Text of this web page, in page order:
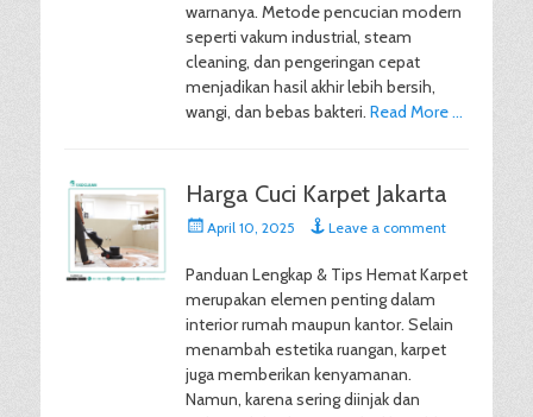
warnanya. Metode pencucian modern
seperti vakum industrial, steam
cleaning, dan pengeringan cepat
menjadikan hasil akhir lebih bersih,
wangi, dan bebas bakteri. Read More …
Harga Cuci Karpet Jakarta
PostedApril 10, 2025 Leave a comment
Panduan Lengkap & Tips Hemat Karpet
merupakan elemen penting dalam
interior rumah maupun kantor. Selain
menambah estetika ruangan, karpet
juga memberikan kenyamanan.
Namun, karena sering diinjak dan